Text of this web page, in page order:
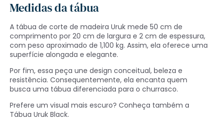
Medidas da tábua
A tábua de corte de madeira Uruk mede 50 cm de
comprimento por 20 cm de largura e 2 cm de espessura,
com peso aproximado de 1,100 kg. Assim, ela oferece uma
superfície alongada e elegante.
Por fim, essa peça une design conceitual, beleza e
resistência. Consequentemente, ela encanta quem
busca uma tábua diferenciada para o churrasco.
Prefere um visual mais escuro? Conheça também a
Tábua Uruk Black.